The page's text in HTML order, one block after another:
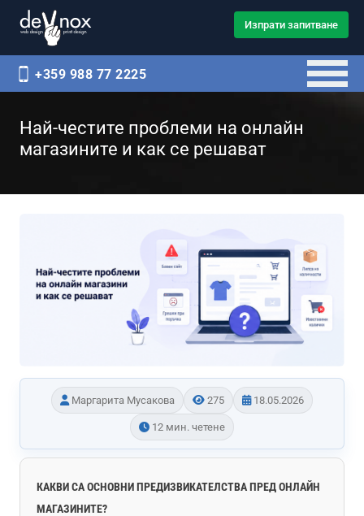
Изпрати запитване
+359 988 77 2225
Най-честите проблеми на онлайн
магазините и как се решават
Маргарита Мусакова 275 18.05.2026
12 мин. четене
КАКВИ СА ОСНОВНИ ПРЕДИЗВИКАТЕЛСТВА ПРЕД ОНЛАЙН
МАГАЗИНИТЕ?